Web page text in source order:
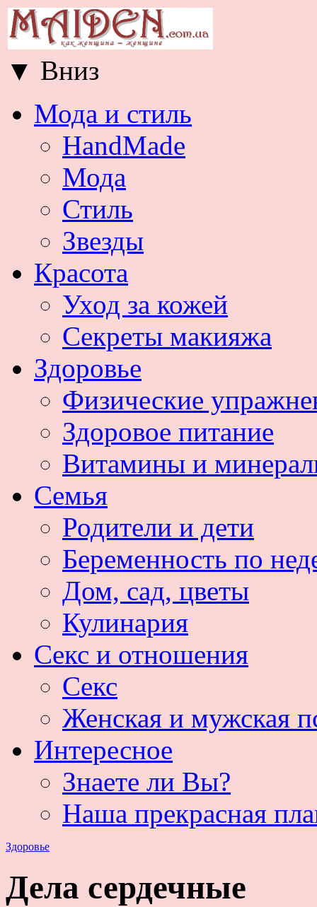
▼ Вниз
Мода и стиль
HandMade
Мода
Стиль
Звезды
Красота
Уход за кожей
Секреты макияжа
Здоровье
Физические
Здоровое питание
Витамины и
Семья
Родители и дети
Беременность по
Дом, сад, цветы
Кулинария
Секс и отношения
Секс
Женская и мужская
Интересное
Знаете ли Вы?
Наша прекрасная
Здоровье
Дела сердечные